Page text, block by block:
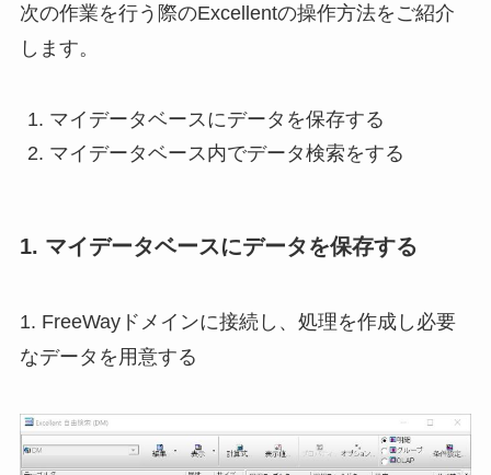
次の作業を行う際のExcellentの操作方法をご紹介
します。
マイデータベースにデータを保存する
マイデータベース内でデータ検索をする
1. マイデータベースにデータを保存する
1. FreeWayドメインに接続し、処理を作成し必要
なデータを用意する